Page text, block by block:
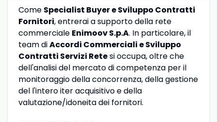
Come Specialist Buyer e Sviluppo Contratti
Fornitori, entrerai a supporto della rete
commerciale Enimoov S.p.A. In particolare, il
team diAccordi Commerciali e Sviluppo
Contratti Servizi Retesi occupa, oltre che
dell'analisi del mercato di competenza per il
monitoraggio della concorrenza, della gestione
del l'intero iter acquisitivo e della
valutazione/idoneita dei fornitori.